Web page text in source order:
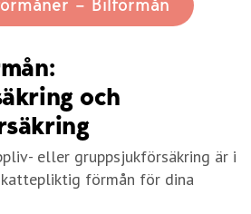
– Bilförmån
och
eller gruppsjukförsäkring är i
förmån för dina